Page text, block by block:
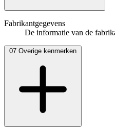
Fabrikantgegevens
De informatie van de
07 Overige kenmerken